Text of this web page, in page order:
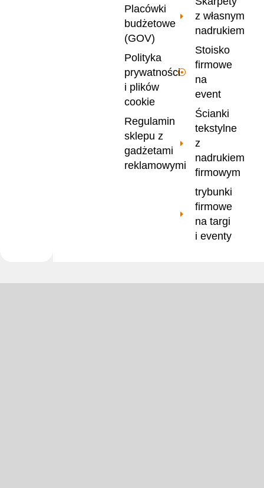
z własnym
nadrukiem
Stoisko
firmowe
na
event
Ścianki
tekstylne
z
nadrukiem
firmowym
trybunki
firmowe
na targi
i eventy
Placówki
budżetowe
(GOV)
Polityka
prywatności
i plików
cookie
Regulamin
sklepu z
gadżetami
reklamowymi